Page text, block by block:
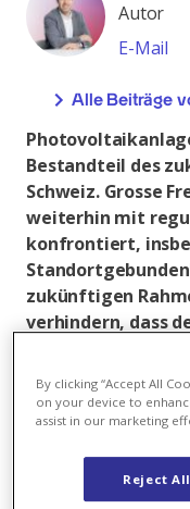
Autor
E-Mail
Alle Beiträge
Bestandteil des
Schweiz. Grosse
weiterhin mit
konfrontiert,
zukünftigen
verhindern, dass
Es gibt
Schweizer
entscheidende Rolle
Auch das
By clicking “Accept All
on your device to
assist in our marketing
Reject All